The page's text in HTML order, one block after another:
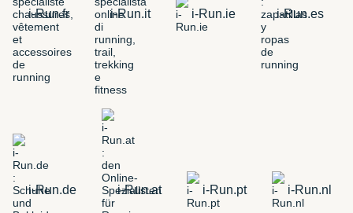
i-Run.fr i-Run.it i-Run.ie i-Run.es
i-Run.de i-Run.at i-Run.pt i-Run.nl